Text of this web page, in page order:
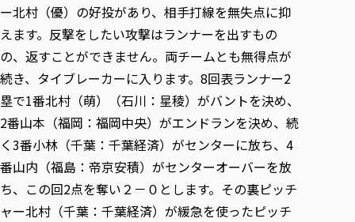
ー北村（優）の好投があり、相手打線を無失点に抑
えます。反撃をしたい攻撃はランナーを出すもの
の、返すことができません。両チームとも無得点が
続き、タイブレーカーに入ります。8回表ランナー2
塁で1番北村（萌）（石川：星稜）がバントを決め、
2番山本（福岡：福岡中央）がエンドランを決め、続
く3番小林（千葉：千葉経済）がセンターに放ち、4
番山内（福島：帝京安積）がセンターオーバーを放
ち、この回2点を奪い２－０とします。その裏ピッチ
ャー北村（千葉：千葉経済）が緩急を使ったピッチ